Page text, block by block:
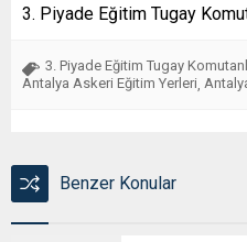
3. Piyade Eğitim Tugay
3. Piyade Eğitim Tugay
Antalya Askeri Eğitim Yerleri
Benzer Konular